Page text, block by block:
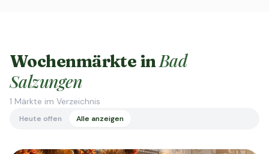
Wochenmärkte inBad
Salzungen
1 Märkte im Verzeichnis
Heute offen Alle anzeigen